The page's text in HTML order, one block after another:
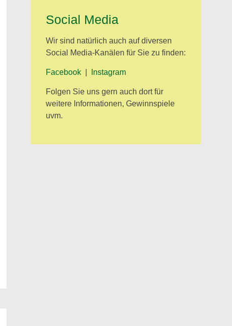
Social Media
Wir sind natürlich auch auf diversen
Social Media-Kanälen für Sie zu finden:
Facebook| Instagram
Folgen Sie uns gern auch dort für
weitere Informationen, Gewinnspiele
uvm.